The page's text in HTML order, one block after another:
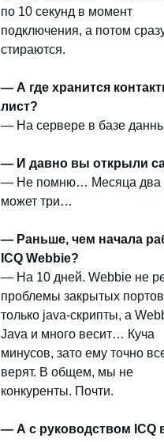
по 10 секунд в момент
подключения, а потом
стираются.
— А где хранится
лист?
— На сервере в базе
— И давно вы открыли
— Не помню… Месяца два
может три…
— Раньше, чем начала
ICQ Webbie?
— На 10 дней. Webbie не
проблемы закрытых
только java-скрипты, а
Java и много весит… Куча
минусов, зато ему точно
верят. В общем, мы не
конкуренты. Почти.
— А с руководством ICQ